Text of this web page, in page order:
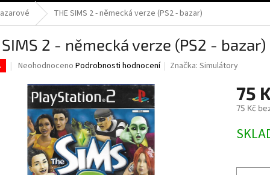
THE SIMS 2 - německá verze (PS2 - bazar)
SIMS 2 - německá verze (PS2 - bazar)
Průměrné
produktu
0,0
hvězdiček.
Neohodnoceno Podrobnosti hodnocení Značka:Simulátory
75
75 Kč
cena: